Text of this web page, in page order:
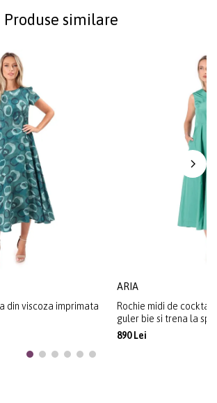
Produse similare
din viscoza imprimata
ARIA
Rochie midi de
guler bie si trena la
890 Lei